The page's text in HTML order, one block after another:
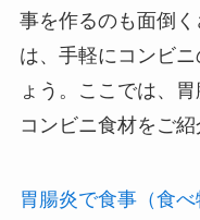
事を作るのも面倒
は、手軽にコンビ
ょう。ここでは、
コンビニ食材をご紹
胃腸炎で食事（食